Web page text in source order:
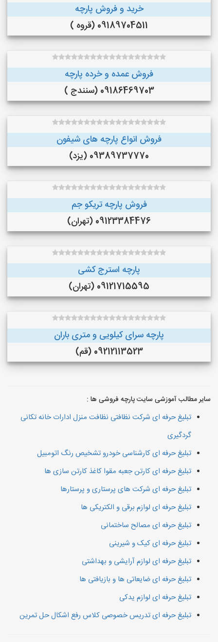
خرید و فروش پارچه
09189704511 (قروه )
فروش عمده و خرده پارچه
09186469703 (سنندج )
فروش انواع پارچه های شیفون
09389737770 (یزد)
فروش پارچه تریکو جم
09123384476 (تهران)
پارچه استرج کشی
09121715595 (تهران)
پارچه سرای کیلویی و متری باران
09212113523 (قم)
سایر مطالب آموزشی سایت پارچه فروشی ها :
تبلیغ حرفه ای شرکت نظافتی نظافت منزل ادارات خانه تکانی
گردگیری
تبلیغ حرفه ای کارشناسی خودرو تشخیص رنگ اتومبیل
تبلیغ حرفه ای کارتن جعبه مقوا کاغذ کارتن سازی ها
تبلیغ حرفه ای شرکت های پرستاری و پرستارها
تبلیغ حرفه ای لوازم برقی و الکتریکی ها
تبلیغ حرفه ای مصالح ساختمانی
تبلیغ حرفه ای کیک و شیرینی
تبلیغ حرفه ای لوازم آرایشی و بهداشتی
تبلیغ حرفه ای ضایعاتی ها و بازیافتی ها
تبلیغ حرفه ای لوازم یدکی
تبلیغ حرفه ای تدریس خصوصی کلاس رفع اشکال حل تمرین